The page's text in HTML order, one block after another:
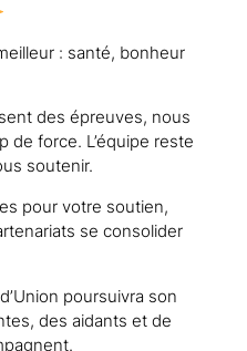
: santé, bonheur
des épreuves, nous
de force. L’équipe reste
soutenir.
pour votre soutien,
se consolider
poursuivra son
des aidants et de